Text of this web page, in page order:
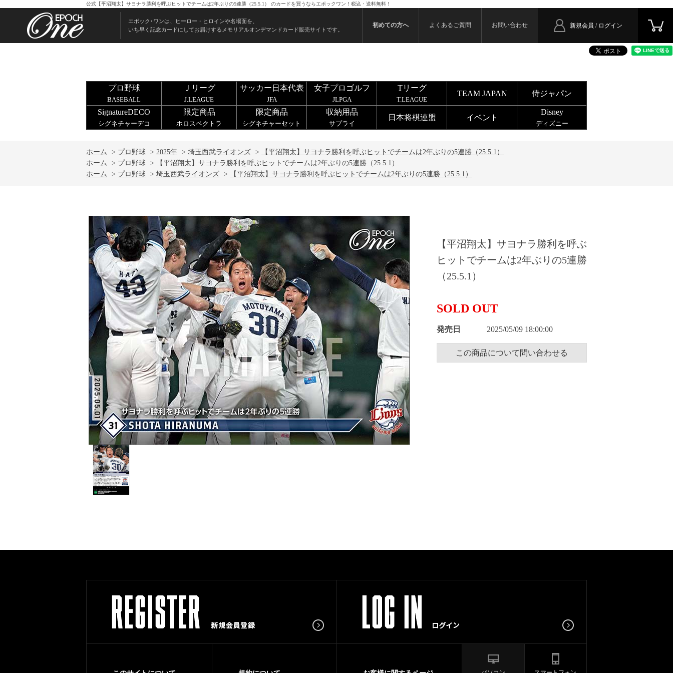
公式【平沼翔太】サヨナラ勝利を呼ぶヒットでチームは2年ぶりの5連勝（25.5.1） のカードを買うならエポックワン！税込・送料無料！
エポック･ワンは、ヒーロー・ヒロインや名場面を、
いち早く記念カードにしてお届けするメモリアルオンデマンドカード販売サイトです。
新規会員 / ログイン
初めての方へ よくあるご質問 お問い合わせ
プロ野球
BASEBALL
Ｊリーグ
J.LEAGUE
サッカー日本代表
JFA
女子プロゴルフ
JLPGA
Tリーグ
T.LEAGUE
TEAM JAPAN 侍ジャパン
SignatureDECO
シグネチャーデコ
限定商品
ホロスペクトラ
限定商品
シグネチャーセット
収納用品
サプライ
日本将棋連盟 イベント
Disney
ディズニー
ホーム > プロ野球 > 2025年 > 埼玉西武ライオンズ >
【平沼翔太】サヨナラ勝利を呼ぶヒットでチームは2年ぶりの5連勝（25.5.1）
ホーム
> プロ野球 >
【平沼翔太】サヨナラ勝利を呼ぶヒットでチームは2年ぶりの5連勝（25.5.1）
ホーム
> プロ野球 > 埼玉西武ライオンズ > 【平沼翔太】サヨナラ勝利を呼ぶヒットでチームは2年ぶりの5連勝（25.5.1）
【平沼翔太】サヨナラ勝利を呼ぶ
ヒットでチームは2年ぶりの5連勝
（25.5.1）
SOLD OUT
発売日 2025/05/09 18:00:00
この商品について問い合わせる